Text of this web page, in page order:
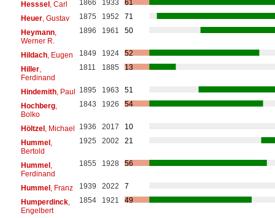
Hesssel, Carl 1866 1933
61
Heuer, Gustav 1875 1952
71
Heymann,
Werner R.
1896 1961 50
Hildach, Eugen 1849 1924
52
Hiller,
Ferdinand
1811 1885 13
Hindemith, Paul 1895 1963
51
Hochberg,
Bolko
1843 1926 54
Höltzel, Michael 1936 2017
10
Hummel,
Bertold
1925 2002 21
Hummel,
Ferdinand
1855 1928 56
Hummel, Franz 1939 2022
7
Humperdinck,
Engelbert
1854 1921 49